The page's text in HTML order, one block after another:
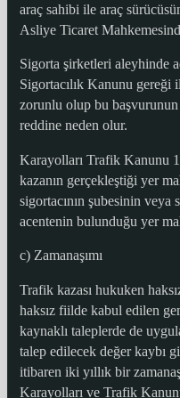
araç sahibi ile araç
Asliye Ticaret
Sigorta şirketleri aleyhinde
Sigortacılık Kanunu
zorunlu olup bu başvurunun
reddine neden olur.
Karayolları Trafik Kanunu
kazanın gerçekleştiği yer
sigortacının şubesinin veya
acentenin bulunduğu yer
c) Zamanaşımı
Trafik kazası hukuken
haksız fiilde kabul edilen
kaynaklı taleplerde de
talep edilecek değer kaybı
itibaren iki yıllık bir
Karayolları ve Trafik